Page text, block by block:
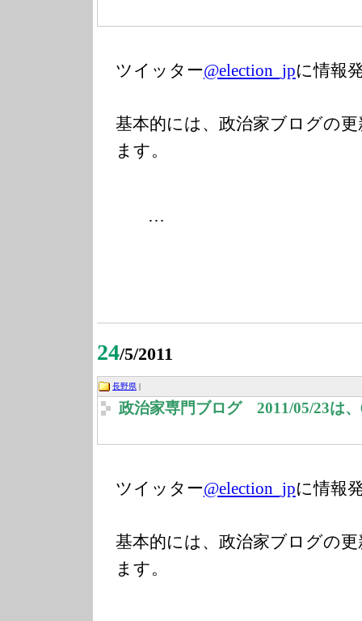
ツイッター@election_jpに情報
基本的には、政治家ブログの
ます。
…
24/5/2011
長野県 |
政治家専門ブログ 2011/05/23は
ツイッター@election_jpに情報
基本的には、政治家ブログの
ます。